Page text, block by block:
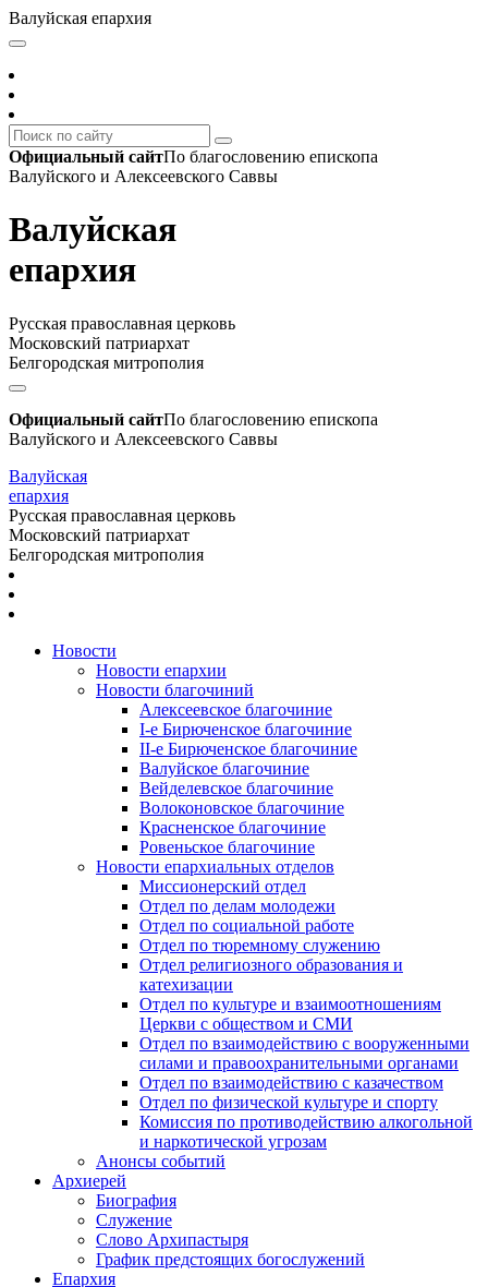
Валуйская епархия
Официальный сайтПо благословению епископа
Валуйского и Алексеевского Саввы
Валуйская
епархия
Русская православная церковь
Московский патриархат
Белгородская митрополия
Официальный сайтПо благословению епископа
Валуйского и Алексеевского Саввы
Валуйская
епархия
Русская православная церковь
Московский патриархат
Белгородская митрополия
Новости
Новости епархии
Новости благочиний
Алексеевское благочиние
I-е Бирюченское благочиние
II-е Бирюченское благочиние
Валуйское благочиние
Вейделевское благочиние
Волоконовское благочиние
Красненское благочиние
Ровеньское благочиние
Новости епархиальных отделов
Миссионерский отдел
Отдел по делам молодежи
Отдел по социальной работе
Отдел по тюремному служению
Отдел религиозного образования и
катехизации
Отдел по культуре и взаимоотношениям
Церкви с обществом и СМИ
Отдел по взаимодействию с вооруженными
силами и правоохранительными органами
Отдел по взаимодействию с казачеством
Отдел по физической культуре и спорту
Комиссия по противодействию алкогольной
и наркотической угрозам
Анонсы событий
Архиерей
Биография
Служение
Слово Архипастыря
График предстоящих богослужений
Епархия